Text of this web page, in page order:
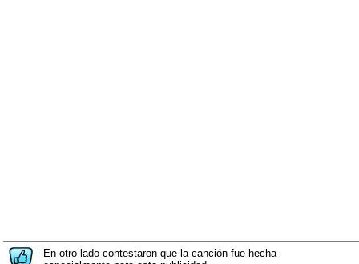
En otro lado contestaron que la canción fue hecha